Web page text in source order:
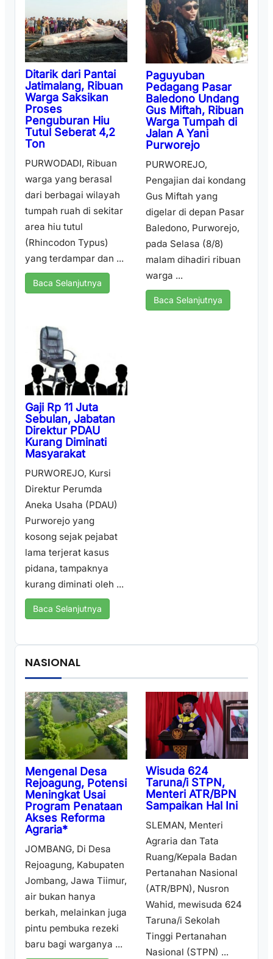
Ditarik dari Pantai
Jatimalang, Ribuan
Warga Saksikan
Proses
Penguburan Hiu
Tutul Seberat 4,2
Ton
PURWODADI, Ribuan
warga yang berasal
dari berbagai wilayah
tumpah ruah di sekitar
area hiu tutul
(Rhincodon Typus)
yang terdampar dan ...
Baca Selanjutnya
Paguyuban
Pedagang Pasar
Baledono Undang
Gus Miftah, Ribuan
Warga Tumpah di
Jalan A Yani
Purworejo
PURWOREJO,
Pengajian dai kondang
Gus Miftah yang
digelar di depan Pasar
Baledono, Purworejo,
pada Selasa (8/8)
malam dihadiri ribuan
warga ...
Baca Selanjutnya
Gaji Rp 11 Juta
Sebulan, Jabatan
Direktur PDAU
Kurang Diminati
Masyarakat
PURWOREJO, Kursi
Direktur Perumda
Aneka Usaha (PDAU)
Purworejo yang
kosong sejak pejabat
lama terjerat kasus
pidana, tampaknya
kurang diminati oleh ...
Baca Selanjutnya
NASIONAL
Mengenal Desa
Rejoagung, Potensi
Meningkat Usai
Program Penataan
Akses Reforma
Agraria*
JOMBANG, Di Desa
Rejoagung, Kabupaten
Jombang, Jawa Tiimur,
air bukan hanya
berkah, melainkan juga
pintu pembuka rezeki
baru bagi warganya ...
Wisuda 624
Taruna/i STPN,
Menteri ATR/BPN
Sampaikan Hal Ini
SLEMAN, Menteri
Agraria dan Tata
Ruang/Kepala Badan
Pertanahan Nasional
(ATR/BPN), Nusron
Wahid, mewisuda 624
Taruna/i Sekolah
Tinggi Pertanahan
Nasional (STPN) ...